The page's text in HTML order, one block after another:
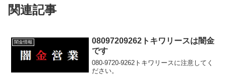
関連記事
闇金情報
08097209262トキワリースは闇金
です
080-9720-9262トキワリースに注意してく
ださい。